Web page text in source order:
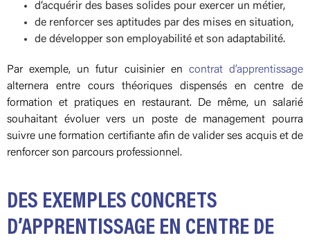
d’acquérir des bases solides pour exercer un métier,
de renforcer ses aptitudes par des mises en situation,
de développer son employabilité et son adaptabilité.
Par exemple, un futur cuisinier en contrat d’apprentissage
alternera entre cours théoriques dispensés en centre de
formation et pratiques en restaurant. De même, un salarié
souhaitant évoluer vers un poste de management pourra
suivre une formation certifiante afin de valider ses acquis et de
renforcer son parcours professionnel.
DES EXEMPLES CONCRETS
D’APPRENTISSAGE EN CENTRE DE